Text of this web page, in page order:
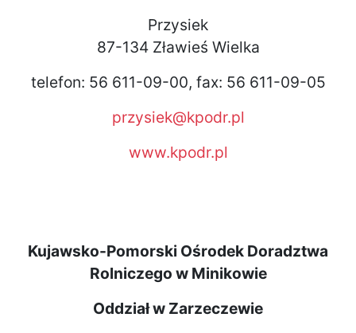
Przysiek
87-134 Zławieś Wielka
telefon: 56 611-09-00, fax: 56 611-09-05
przysiek@kpodr.pl
www.kpodr.pl
Kujawsko-Pomorski Ośrodek Doradztwa
Rolniczego w Minikowie
Oddział w Zarzeczewie